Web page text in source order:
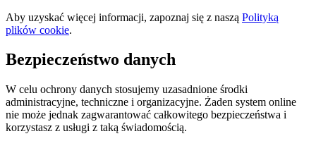
Aby uzyskać więcej informacji, zapoznaj się z naszą Polityką
plików cookie.
Bezpieczeństwo danych
W celu ochrony danych stosujemy uzasadnione środki
administracyjne, techniczne i organizacyjne. Żaden system online
nie może jednak zagwarantować całkowitego bezpieczeństwa i
korzystasz z usługi z taką świadomością.